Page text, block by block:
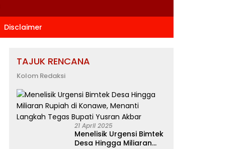
Disclaimer
TAJUK RENCANA
Kolom Redaksi
21 April 2025
Menelisik Urgensi Bimtek
Desa Hingga Miliaran